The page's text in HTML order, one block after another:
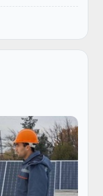
мегаватт
іске